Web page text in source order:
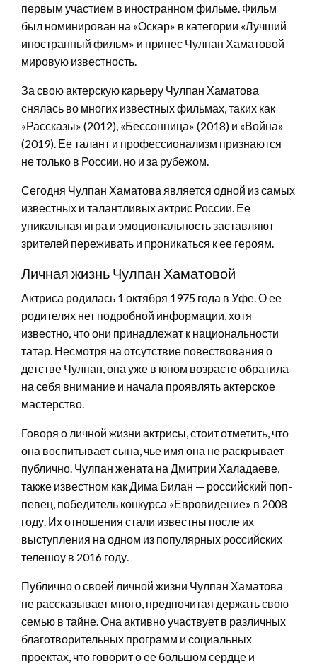
первым участием в иностранном фильме. Фильм
был номинирован на «Оскар» в категории «Лучший
иностранный фильм» и принес Чулпан Хаматовой
мировую известность.
За свою актерскую карьеру Чулпан Хаматова
снялась во многих известных фильмах, таких как
«Рассказы» (2012), «Бессонница» (2018) и «Война»
(2019). Ее талант и профессионализм признаются
не только в России, но и за рубежом.
Сегодня Чулпан Хаматова является одной из самых
известных и талантливых актрис России. Ее
уникальная игра и эмоциональность заставляют
зрителей переживать и проникаться к ее героям.
Личная жизнь Чулпан Хаматовой
Актриса родилась 1 октября 1975 года в Уфе. О ее
родителях нет подробной информации, хотя
известно, что они принадлежат к национальности
татар. Несмотря на отсутствие повествования о
детстве Чулпан, она уже в юном возрасте обратила
на себя внимание и начала проявлять актерское
мастерство.
Говоря о личной жизни актрисы, стоит отметить, что
она воспитывает сына, чье имя она не раскрывает
публично. Чулпан жената на Дмитрии Халадаеве,
также известном как Дима Билан — российский поп-
певец, победитель конкурса «Евровидение» в 2008
году. Их отношения стали известны после их
выступления на одном из популярных российских
телешоу в 2016 году.
Публично о своей личной жизни Чулпан Хаматова
не рассказывает много, предпочитая держать свою
семью в тайне. Она активно участвует в различных
благотворительных программ и социальных
проектах, что говорит о ее большом сердце и